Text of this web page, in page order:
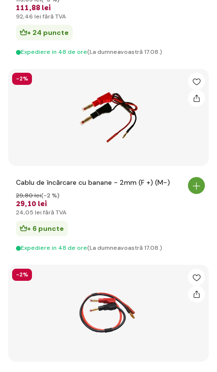
111,88 lei
92,46 lei fără TVA
+ 24 puncte
Expediere in 48 de ore(La dumneavoastră 17.08.)
-2%
Cablu de încărcare cu banane - 2mm (F +) (M-)
29,10 lei
29,80 lei(-2 %)
24,05 lei fără TVA
+ 6 puncte
Expediere in 48 de ore(La dumneavoastră 17.08.)
-2%